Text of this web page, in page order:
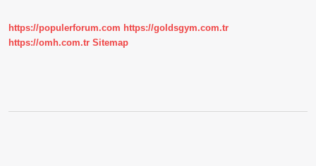
https://populerforum.com https://goldsgym.com.tr
https://omh.com.tr Sitemap